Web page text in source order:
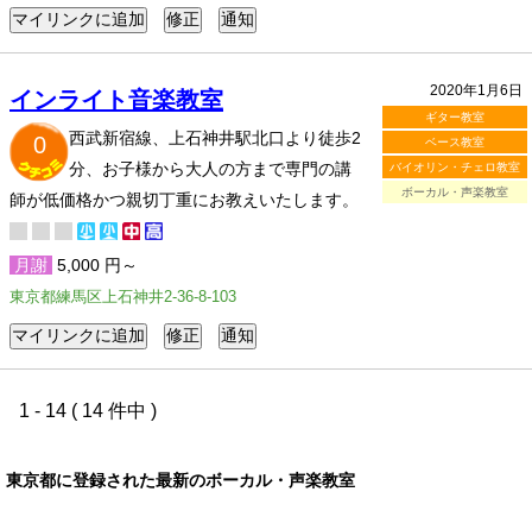
2020年1月6日
ギター教室
ベース教室
バイオリン・チェロ教室
ボーカル・声楽教室
インライト音楽教室
0
西武新宿線、上石神井駅北口より徒歩2
分、お子様から大人の方まで専門の講
師が低価格かつ親切丁重にお教えいたします。
月謝 5,000 円～
東京都練馬区上石神井2-36-8-103
1 - 14 ( 14 件中 )
東京都に登録された最新のボーカル・声楽教室